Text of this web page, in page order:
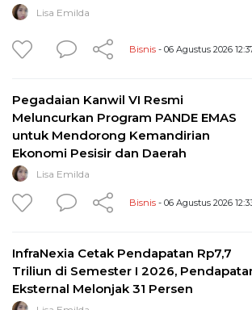
Lisa Emilda
Bisnis - 06 Agustus 2026
Pegadaian Kanwil VI Resmi
Meluncurkan Program PANDE EMAS
untuk Mendorong Kemandirian
Ekonomi Pesisir dan Daerah
Lisa Emilda
Bisnis - 06 Agustus 2026
InfraNexia Cetak Pendapatan Rp7,7
Triliun di Semester I 2026,
Eksternal Melonjak 31 Persen